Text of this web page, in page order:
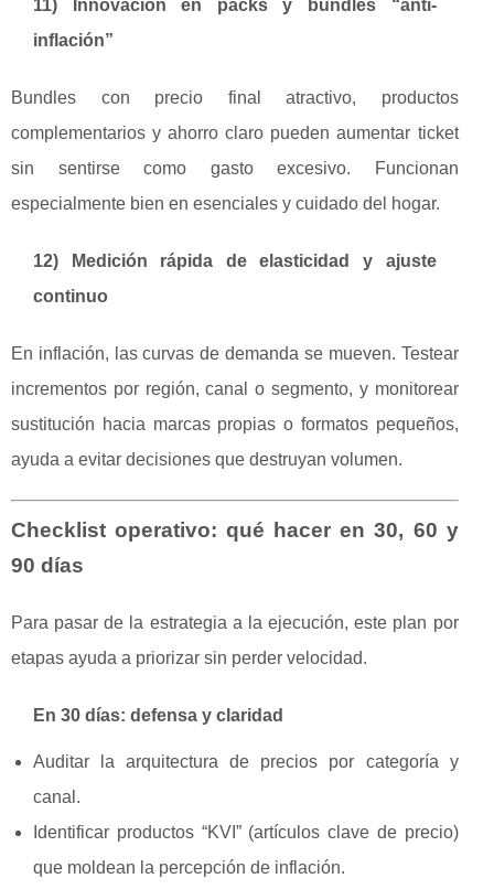
11) Innovación en packs y bundles “anti-
inflación”
Bundles con precio final atractivo, productos
complementarios y ahorro claro pueden aumentar ticket
sin sentirse como gasto excesivo. Funcionan
especialmente bien en esenciales y cuidado del hogar.
12) Medición rápida de elasticidad y ajuste
continuo
En inflación, las curvas de demanda se mueven. Testear
incrementos por región, canal o segmento, y monitorear
sustitución hacia marcas propias o formatos pequeños,
ayuda a evitar decisiones que destruyan volumen.
Checklist operativo: qué hacer en 30, 60 y
90 días
Para pasar de la estrategia a la ejecución, este plan por
etapas ayuda a priorizar sin perder velocidad.
En 30 días: defensa y claridad
Auditar la arquitectura de precios por categoría y
canal.
Identificar productos “KVI” (artículos clave de precio)
que moldean la percepción de inflación.